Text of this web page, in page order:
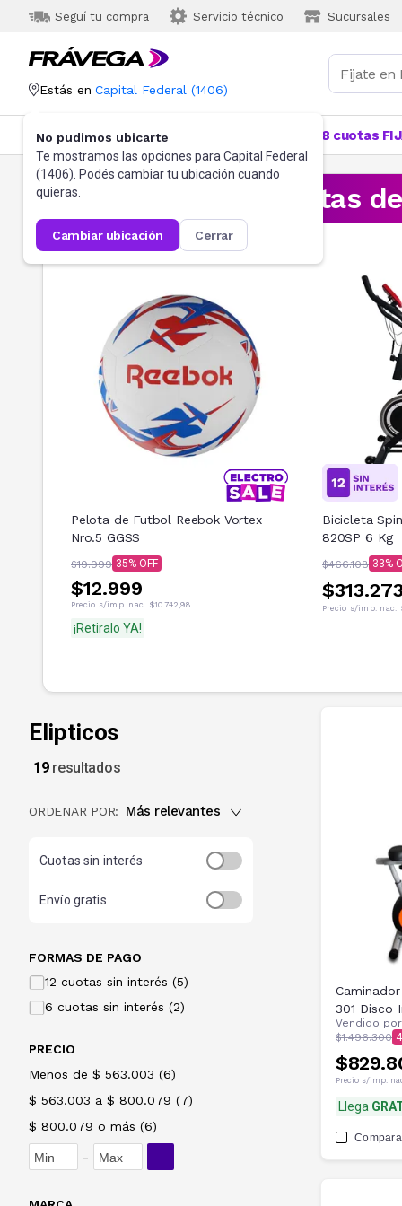
Seguí tu compra Servicio técnico Sucursales
Estás en Capital Federal (1406)
No pudimos ubicarte
Te mostramos las opciones para Capital Federal
(1406). Podés cambiar tu ubicación cuando
quieras.
cambiar ubicación cerrar
Categorías Más Vendidos 18 cuotas
¡Aprovechá las ofertas
Pelota de Futbol Reebok Vortex
Nro.5 GGSS
$19.999 35
$12.999
Precio s/imp. nac. $10.742,98
¡Retiralo YA!
Bicicleta
820SP 6 Kg
$466.108 33
Precio s/imp. nac.
Elipticos
19resultados
ORDENAR POR: Más relevantes
Cuotas sin interés
Envío gratis
FORMAS DE PAGO
12 cuotas sin interés (5)
6 cuotas sin interés (2)
PRECIO
Menos de $ 563.003 (6)
$ 563.003 a $ 800.079 (7)
$ 800.079 o más (6)
-
301 Disco
Vendido
$1.496.300
Precio s/imp.
Llega